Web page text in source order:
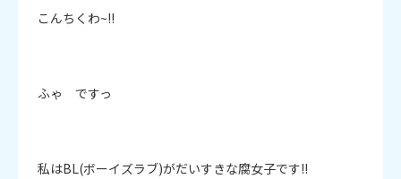
こんちくわ~!!
ふゃ　ですっ
私はBL(ボーイズラブ)がだいすきな腐女子です!!